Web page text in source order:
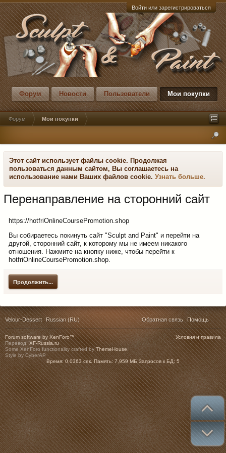
Войти или зарегистрироваться
Форум Новости Пользователи Мои покупки
Форум Мои покупки
Этот сайт использует файлы cookie. Продолжая
пользоваться данным сайтом, Вы соглашаетесь на
использование нами Ваших файлов cookie. Узнать больше.
Перенаправление на сторонний сайт
https://hotfriOnlineCoursePromotion.shop
Вы собираетесь покинуть сайт "Sculpt and Paint" и перейти на
другой, сторонний сайт, к которому мы не имеем никакого
отношения. Нажмите на кнопку ниже, чтобы перейти к
hotfriOnlineCoursePromotion.shop.
Продолжить...
Velour-Dessert Russian (RU) Обратная связь Помощь
Условия и правила
Forum software by XenForo™
Перевод:XF-Russia.ru
Some XenForo functionality crafted byThemeHouse.
Style by CyberAP
Время: 0,0363 сек. Память: 7,959 МБ Запросов к БД: 5